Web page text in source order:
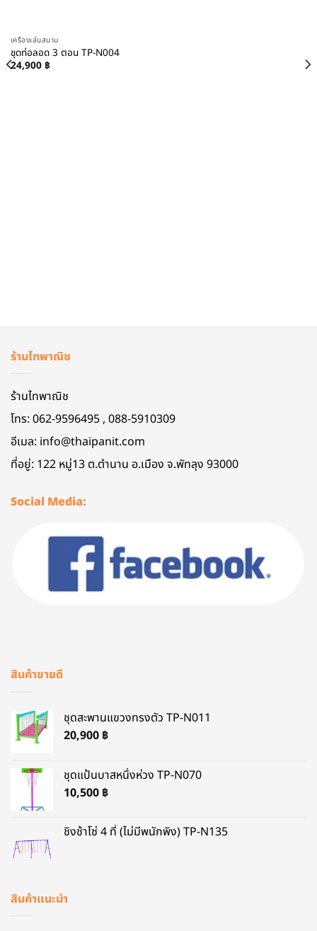
เครื่องเล่นสนาม
ชุดท่อลอด 3 ตอน TP-N004
24,900 ฿
ร้านไทพาณิช
ร้านไทพาณิช
โทร: 062-9596495 , 088-5910309
อีเมล: info@thaipanit.com
ที่อยู่: 122 หมู่13 ต.ตำนาน อ.เมือง จ.พัทลุง 93000
Social Media:
สินค้าขายดี
ชุดสะพานแขวงทรงตัว TP-N011
20,900 ฿
ชุดแป้นบาสหนึ่งห่วง TP-N070
10,500 ฿
ชิงช้าโซ่ 4 ที่ (ไม่มีพนักพิง) TP-N135
สินค้าแนะนำ